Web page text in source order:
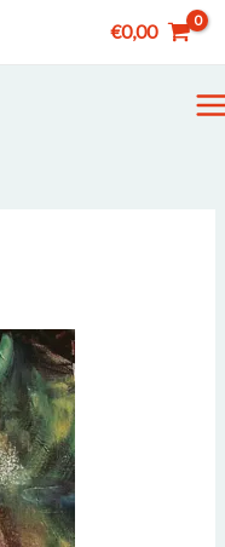
€0,00